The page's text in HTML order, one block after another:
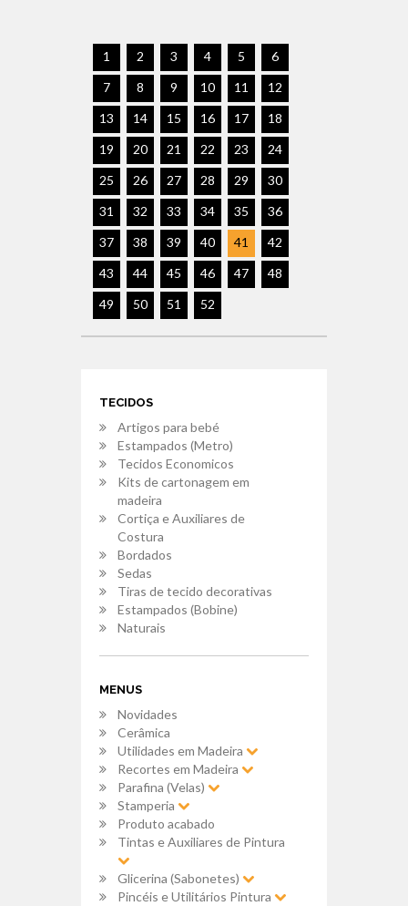
1 2 3 4 5
6
7
8 9 10 11
12
13
14 15 16 17
18
19
20 21 22 23
24
25
26 27 28 29
30
31
32 33 34 35
36
37
38 39 40 41
42
43
44 45 46 47
48
49
50 51 52
TECIDOS
Artigos para bebé
Estampados (Metro)
Tecidos Economicos
Kits de cartonagem em
madeira
Cortiça e Auxiliares de
Costura
Bordados
Sedas
Tiras de tecido decorativas
Estampados (Bobine)
Naturais
MENUS
Novidades
Cerâmica
Utilidades em Madeira
Recortes em Madeira
Parafina (Velas)
Stamperia
Produto acabado
Tintas e Auxiliares de Pintura
Glicerina (Sabonetes)
Pincéis e Utilitários Pintura